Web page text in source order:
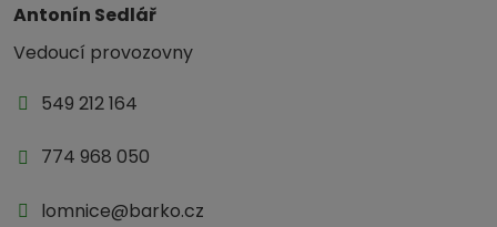
Antonín Sedlář
Vedoucí provozovny
549 212 164
774 968 050
lomnice@barko.cz